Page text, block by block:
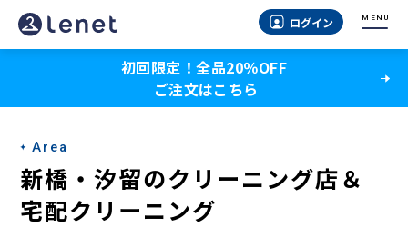
新
橋・
留
の
ク
リ
ログイン MENU
初回限定！全品20％OFF
ご注文はこちら
Area
新橋・汐留のクリーニング店＆
宅配クリーニング